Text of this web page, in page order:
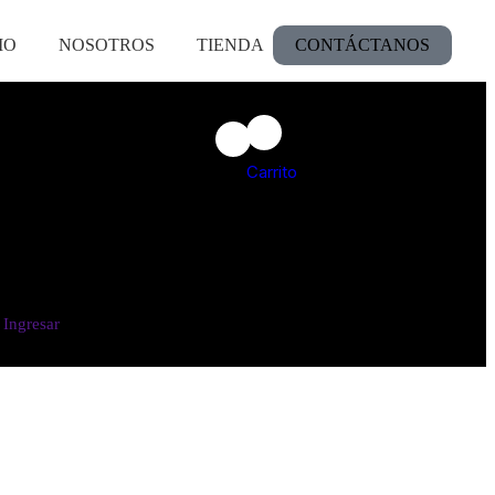
NOSOTROS TIENDA CONTÁCTANOS
Ingresar
Carrito